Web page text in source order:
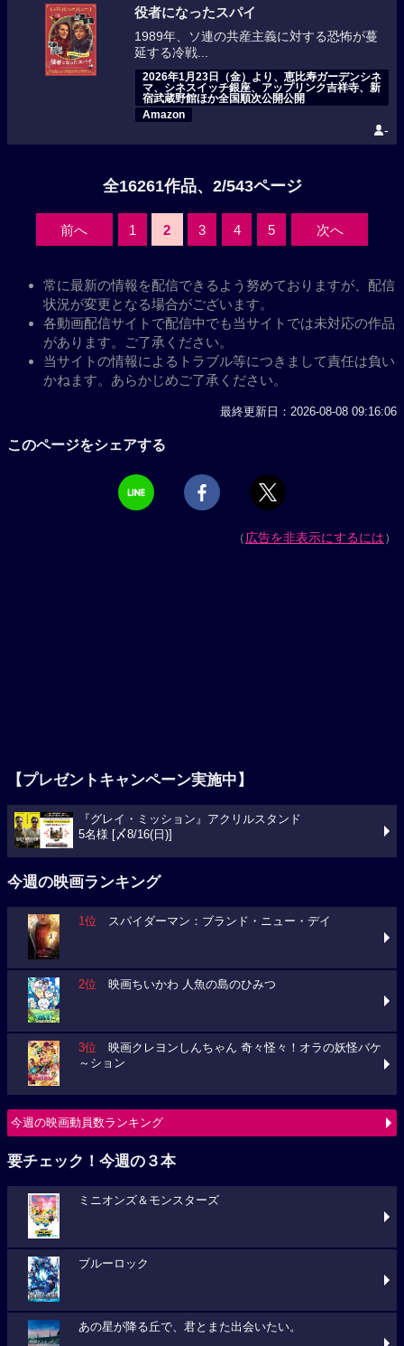
役者になったスパイ
1989年、ソ連の共産主義に対する恐怖が蔓
延する冷戦...
2026年1月23日（金）より、恵比寿ガーデンシネ
マ、シネスイッチ銀座、アップリンク吉祥寺、新
宿武蔵野館ほか全国順次公開公開
Amazon
-
全16261作品、2/543ページ
前へ 1 2 3 4 5 次へ
常に最新の情報を配信できるよう努めておりますが、配信
状況が変更となる場合がございます。
各動画配信サイトで配信中でも当サイトでは未対応の作品
があります。ご了承ください。
当サイトの情報によるトラブル等につきまして責任は負い
かねます。あらかじめご了承ください。
最終更新日：2026-08-08 09:16:06
このページをシェアする
（広告を非表示にするには）
【プレゼントキャンペーン実施中】
『グレイ・ミッション』アクリルスタンド
5名様 [〆8/16(日)]
今週の映画ランキング
1位 スパイダーマン：ブランド・ニュー・デイ
2位 映画ちいかわ 人魚の島のひみつ
3位 映画クレヨンしんちゃん 奇々怪々！オラの妖怪バケ
～ション
今週の映画動員数ランキング
要チェック！今週の３本
ミニオンズ＆モンスターズ
ブルーロック
あの星が降る丘で、君とまた出会いたい。